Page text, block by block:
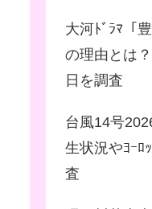
大河ﾄﾞﾗﾏ「
の理由とは
日を調査
台風14号
生状況やﾖｰﾛ
査